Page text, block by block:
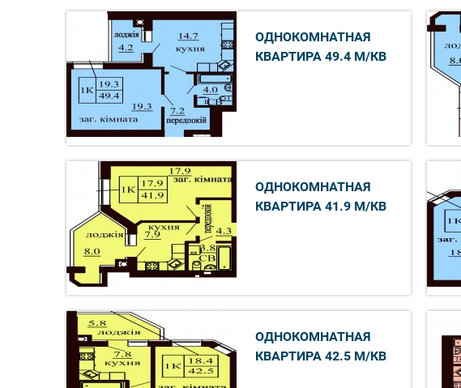
ОДНОКОМНАТНАЯ
КВАРТИРА 49.4 М/КВ
ОДНОКОМНАТНАЯ
КВАРТИРА 41.9 М/КВ
ОДНОКОМНАТНАЯ
КВАРТИРА 42.5 М/КВ